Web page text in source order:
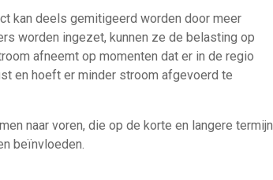
kan deels gemitigeerd worden door meer
worden ingezet, kunnen ze de belasting op
afneemt op momenten dat er in de regio
en hoeft er minder stroom afgevoerd te
naar voren, die op de korte en langere termijn
beïnvloeden.